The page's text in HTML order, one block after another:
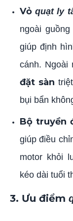
Vỏquạt ly
ngoài
giúp định
cánh. Ngoài
đặt sàn
bụi bẩn
Bộ truyền
giúp điều
motor khỏi
kéo dài tuổi
3. Ưu điểm